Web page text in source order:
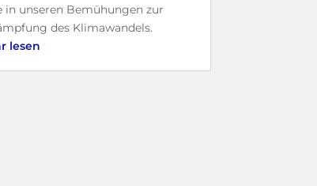
in unseren Bemühungen zur
des Klimawandels.
lesen